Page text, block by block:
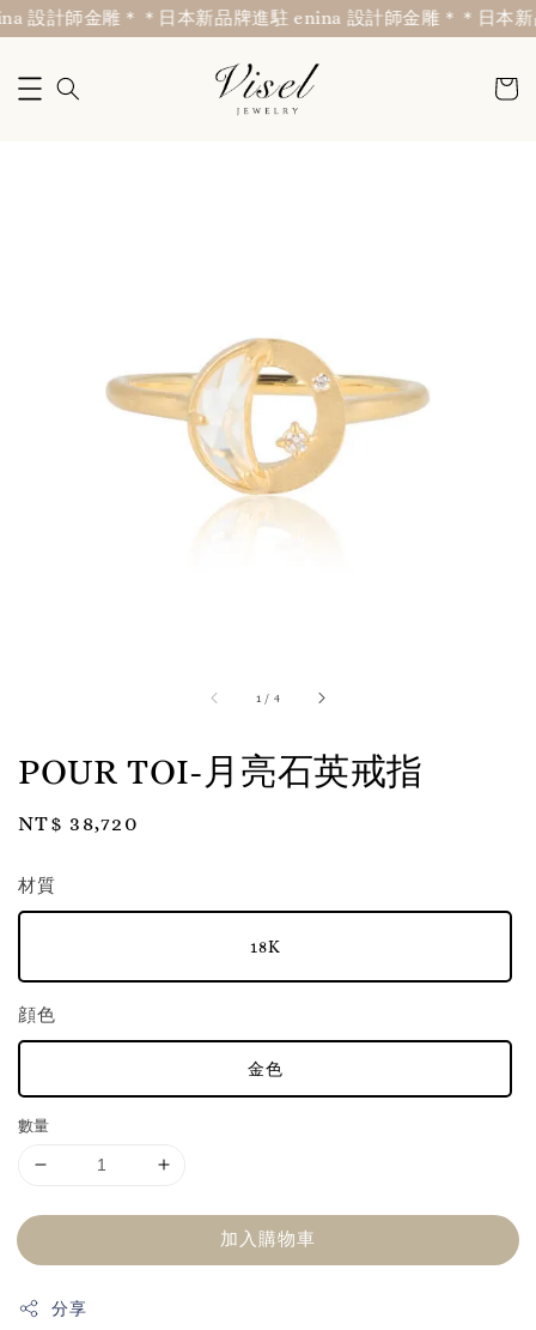
設計師金雕＊ ＊日本新品牌進駐 enina 設計師金雕＊ ＊日本新
1 / 4
POUR TOI-月亮石英戒指
Regular
NT$ 38,720
材質
18K
顔色
金色
數量
加入購物車
分享